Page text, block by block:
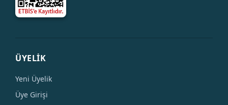
ÜYELİK
Yeni Üyelik
Üye Girişi